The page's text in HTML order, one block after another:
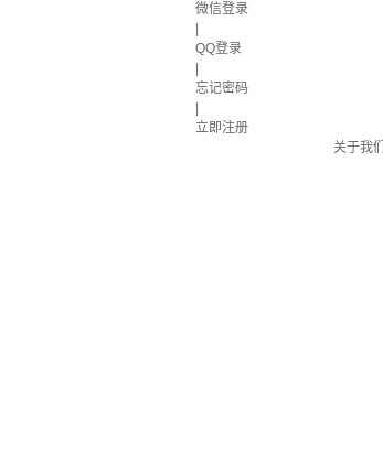
微信登录
QQ登录
忘记密码
立即注册
关于我们